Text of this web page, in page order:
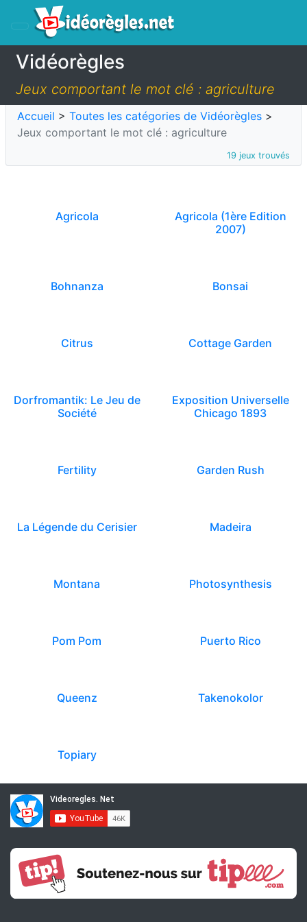
Vidéorègles
Jeux comportant le mot clé : agriculture
Accueil > Toutes les catégories de Vidéorègles >
Jeux comportant le mot clé : agriculture
19 jeux trouvés
Agricola
Agricola (1ère Edition
2007)
Bohnanza Bonsai
Citrus Cottage Garden
Dorfromantik: Le Jeu de
Société
Exposition Universelle
Chicago 1893
Fertility Garden Rush
La Légende du Cerisier Madeira
Montana Photosynthesis
Pom Pom Puerto Rico
Queenz Takenokolor
Topiary